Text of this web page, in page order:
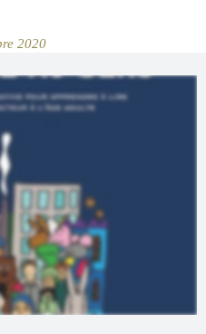
Ressources pédagogiques
Comprendre et parler
Bienvenue en Belgique
Espace presse
Trouver un lieu d’alphabétisation
2020